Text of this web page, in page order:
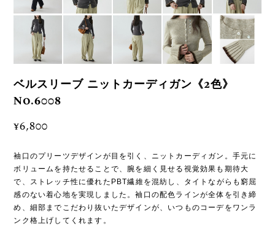
ベルスリーブ ニットカーディガン《2色》
No.6008
¥6,800
袖口のプリーツデザインが目を引く、ニットカーディガン。手元に
ボリュームを持たせることで、腕を細く見せる視覚効果も期待大
で、ストレッチ性に優れたPBT繊維を混紡し、タイトながらも窮屈
感のない着心地を実現しました。袖口の配色ラインが全体を引き締
め、細部までこだわり抜いたデザインが、いつものコーデをワンラ
ンク格上げしてくれます。